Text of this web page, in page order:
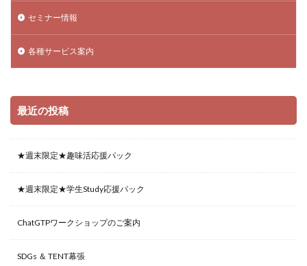
セミナー情報
各種サービス案内
最近の投稿
★週末限定★趣味活応援パック
★週末限定★学生Study応援パック
ChatGTPワークショップのご案内
SDGs ＆ TENT幕張